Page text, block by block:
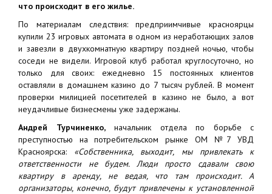
что происходит в его жилье.
По материалам следствия: предприимчивые красноярцы
купили 23 игровых автомата в одном из неработающих залов
и завезли в двухкомнатную квартиру поздней ночью, чтобы
соседи не видели. Игровой клуб работал круглосуточно, но
только для своих: ежедневно 15 постоянных клиентов
оставляли в домашнем казино до 7 тысяч рублей. В момент
проверки милицией посетителей в казино не было, а вот
неудачливые бизнесмены уже задержаны.
Андрей Турчиненко,начальник отдела по борьбе с
преступностью на потребительском рынке ОМ №7 УВД
Красноярска: «Собственника, выходит, мы привлекать к
ответственности не будем. Люди просто сдавали свою
квартиру в аренду, не ведая, что там происходит. А
организаторы, конечно, будут привлечены к установленной